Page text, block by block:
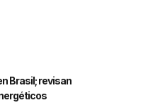
Brasil; revisan